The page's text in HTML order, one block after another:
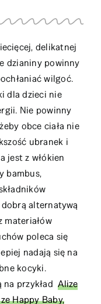
delikatnej
dzianiny powinny
wilgoć.
dla dzieci nie
Nie powinny
obce ciała nie
ubranek i
jest z włókien
bambus,
alternatywą
materiałów
poleca się
nadają się na
kocyki.
na przykładAlize
Happy Baby,